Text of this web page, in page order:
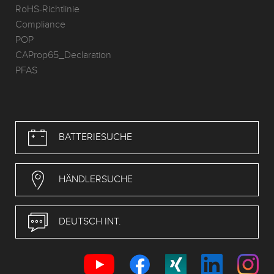
RoHS-Richtlinie
Compliance
POP
CAProp65_Declaration
PFAS
BATTERIESUCHE
HÄNDLERSUCHE
DEUTSCH INT.